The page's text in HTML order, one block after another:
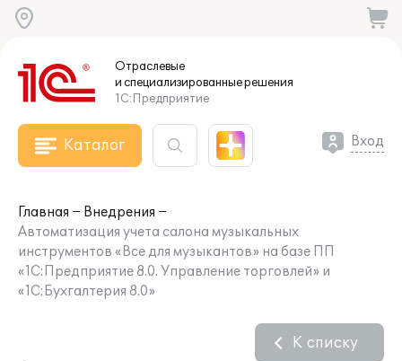
Отраслевые
и специализированныерешения
1С:Предприятие
Каталог Вход
Главная
Внедрения
Автоматизация учета салона музыкальных
инструментов «Все для музыкантов» на базе ПП
«1С:Предприятие 8.0. Управление торговлей» и
«1С:Бухгалтерия 8.0»
К списку